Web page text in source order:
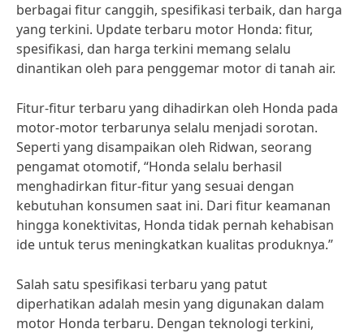
berbagai fitur canggih, spesifikasi terbaik, dan harga
yang terkini. Update terbaru motor Honda: fitur,
spesifikasi, dan harga terkini memang selalu
dinantikan oleh para penggemar motor di tanah air.
Fitur-fitur terbaru yang dihadirkan oleh Honda pada
motor-motor terbarunya selalu menjadi sorotan.
Seperti yang disampaikan oleh Ridwan, seorang
pengamat otomotif, “Honda selalu berhasil
menghadirkan fitur-fitur yang sesuai dengan
kebutuhan konsumen saat ini. Dari fitur keamanan
hingga konektivitas, Honda tidak pernah kehabisan
ide untuk terus meningkatkan kualitas produknya.”
Salah satu spesifikasi terbaru yang patut
diperhatikan adalah mesin yang digunakan dalam
motor Honda terbaru. Dengan teknologi terkini,